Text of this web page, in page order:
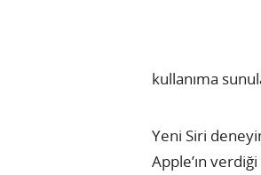
kullanıma
Yeni Siri
Apple’ın